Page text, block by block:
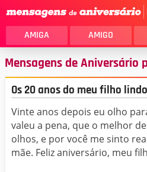
AMIGA AMIGO
Mensagens de Aniversário
Os 20 anos do meu filho lindo
Vinte anos depois eu olho
valeu a pena, que o melhor
olhos, e por você me sinto
mãe. Feliz aniversário, meu